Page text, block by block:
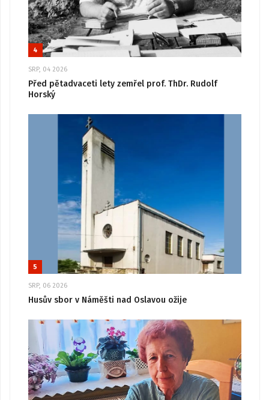
4
SRP, 04 2026
Před pětadvaceti lety zemřel prof. ThDr. Rudolf
Horský
5
SRP, 06 2026
Husův sbor v Náměšti nad Oslavou ožije